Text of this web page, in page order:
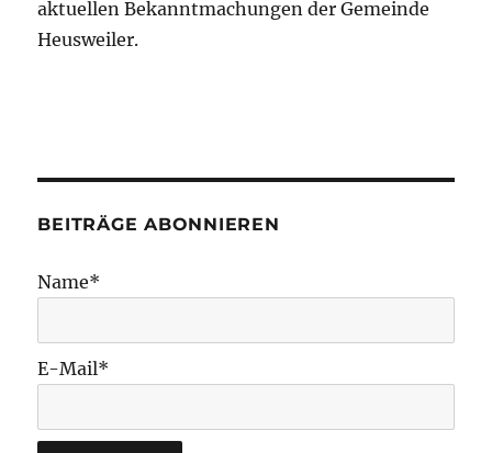
aktuellen Bekanntmachungen der Gemeinde
Heusweiler.
BEITRÄGE ABONNIEREN
Name*
E-Mail*